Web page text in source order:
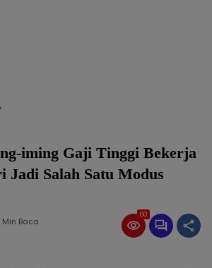
iming Gaji Tinggi Bekerja
Jadi Salah Satu Modus
Min Baca
60